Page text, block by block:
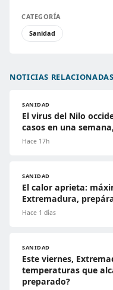
CATEGORÍA
Sanidad
NOTICIAS
SANIDAD
El virus del Nilo
casos en una
Hace 17h
SANIDAD
El calor aprieta:
Extremadura,
Hace 1 días
SANIDAD
Este viernes,
temperaturas que
preparado?